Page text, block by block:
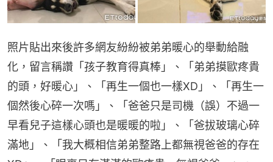
照片貼出來後許多網友紛紛被弟弟暖心的舉動給融
化，留言稱讚「孩子教育得真棒」、「弟弟摸歐疼貴
的頭，好暖心」、「再生一個也一樣XD」、「再生一
個然後心碎一次嗎」、「爸爸只是司機（誤）不過一
早看兒子這樣心頭也是暖暖的啦」、「爸拔玻璃心碎
滿地」、「我大概相信弟弟整路上都無視爸爸的存在